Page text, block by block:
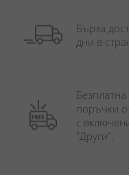
Бърза
дни в
поръчки
с
"Други".